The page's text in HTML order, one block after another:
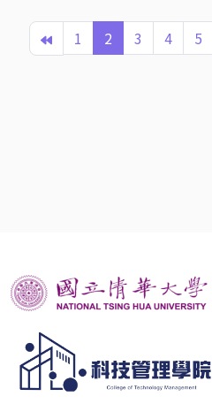
1 2 3 4 5